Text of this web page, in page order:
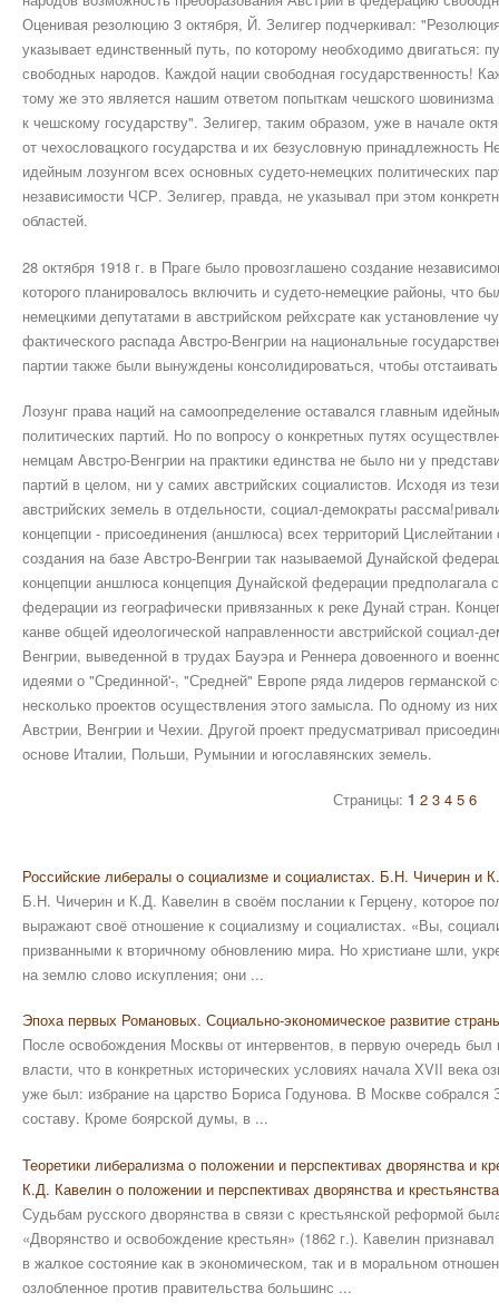
Оценивая резолюцию 3 октября, Й. Зелигер подчеркивал:
указывает единственный путь, по которому необходимо двигаться:
свободных народов. Каждой нации свободная государственность!
тому же это является нашим ответом попыткам чешского
к чешскому государству". Зелигер, таким образом, уже в начале
от чехословацкого государства и их безусловную принадлежность
идейным лозунгом всех основных судето-немецких политических
независимости ЧСР. Зелигер, правда, не указывал при этом
областей.
28 октября 1918 г. в Праге было провозглашено создание
которого планировалось включить и судето-немецкие районы, что
немецкими депутатами в австрийском рейхсрате как установление
фактического распада Австро-Венгрии на национальные
партии также были вынуждены консолидироваться, чтобы
Лозунг права наций на самоопределение оставался главным
политических партий. Но по вопросу о конкретных путях
немцам Австро-Венгрии на практики единства не было ни у
партий в целом, ни у самих австрийских социалистов. Исходя из
австрийских земель в отдельности, социал-демократы
концепции - присоединения (аншлюса) всех территорий
создания на базе Австро-Венгрии так называемой Дунайской
концепции аншлюса концепция Дунайской федерации предполагала
федерации из географически привязанных к реке Дунай стран.
канве общей идеологической направленности австрийской социал-
Венгрии, выведенной в трудах Бауэра и Реннера довоенного и
идеями о "Срединной'-, "Средней" Европе ряда лидеров германской
несколько проектов осуществления этого замысла. По одному из
Австрии, Венгрии и Чехии. Другой проект предусматривал
основе Италии, Польши, Румынии и югославянских земель.
Страницы: 1 2 3 4 5 6
Российские либералы о социализме и социалистах. Б.Н. Чичерин и
Б.Н. Чичерин и К.Д. Кавелин в своём послании к Герцену, которое
выражают своё отношение к социализму и социалистах. «Вы,
призванными к вторичному обновлению мира. Но христиане шли,
на землю слово искупления; они ...
Эпоха первых Романовых. Социально-экономическое развитие
После освобождения Москвы от интервентов, в первую очередь был
власти, что в конкретных исторических условиях начала XVII века
уже был: избрание на царство Бориса Годунова. В Москве собрался
составу. Кроме боярской думы, в ...
Теоретики либерализма о положении и перспективах дворянства и
К.Д. Кавелин о положении и перспективах дворянства и
Судьбам русского дворянства в связи с крестьянской реформой
«Дворянство и освобождение крестьян» (1862 г.). Кавелин
в жалкое состояние как в экономическом, так и в моральном
озлобленное против правительства большинс ...